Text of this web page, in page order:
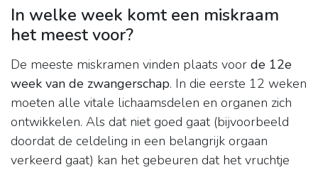
In welke week komt een miskraam
het meest voor?
De meeste miskramen vinden plaats voor de 12e
week van de zwangerschap. In die eerste 12 weken
moeten alle vitale lichaamsdelen en organen zich
ontwikkelen. Als dat niet goed gaat (bijvoorbeeld
doordat de celdeling in een belangrijk orgaan
verkeerd gaat) kan het gebeuren dat het vruchtje